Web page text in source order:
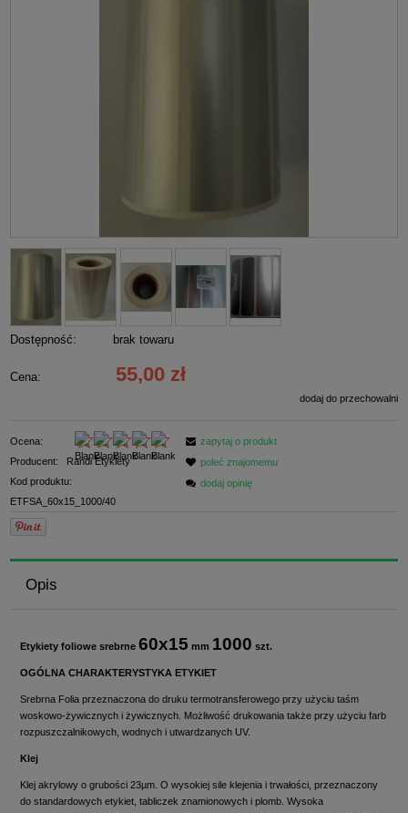
Dostępność: brak towaru
Cena: 55,00 zł
dodaj do przechowalni
Ocena:
Producent:
Randi Etykiety
Kod produktu:
ETFSA_60x15_1000/40
zapytaj o produkt
poleć znajomemu
dodaj opinię
Opis
Etykiety foliowe srebrne 60x15 mm 1000 szt.
OGÓLNA CHARAKTERYSTYKA ETYKIET
Srebrna Folia przeznaczona do druku termotransferowego przy użyciu taśm
woskowo-żywicznych i żywicznych. Możliwość drukowania także przy użyciu farb
rozpuszczalnikowych, wodnych i utwardzanych UV.
Klej
Klej akrylowy o grubości 23µm. O wysokiej sile klejenia i trwałości, przeznaczony
do standardowych etykiet, tabliczek znamionowych i plomb. Wysoka